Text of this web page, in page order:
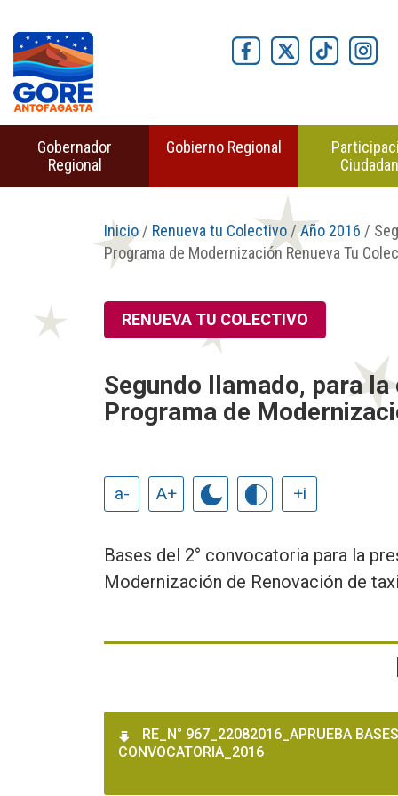
Gobernador
Regional
Gobierno Regional
Inicio/ Renueva tu Colectivo /Año 2016 /
Programa de Modernización Renueva Tu
RENUEVA TU COLECTIVO
Segundo llamado, para
Programa de
a- A+ +i
Bases del 2° convocatoria para la
Modernización de Renovación de
RE_N° 967_22082016_APRUEBA
CONVOCATORIA_2016